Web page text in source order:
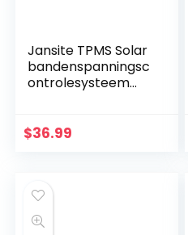
Jansite TPMS Solar
bandenspanningsc
ontrolesysteem
externe sensoren
$36.99